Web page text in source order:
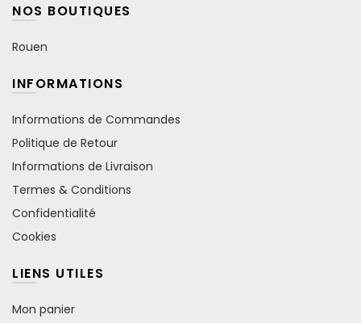
NOS BOUTIQUES
Rouen
INFORMATIONS
Informations de Commandes
Politique de Retour
Informations de Livraison
Termes & Conditions
Confidentialité
Cookies
LIENS UTILES
Mon panier